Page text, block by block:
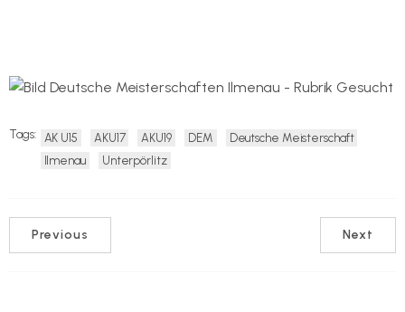
Tags: AK U15 AKU17 AKU19 DEM
Deutsche Meisterschaft
Ilmenau
Unterpörlitz
Previous Next